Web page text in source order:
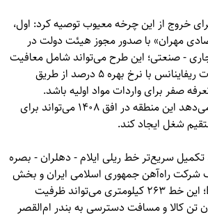
خروج از این چرخه معیوب توصیه کرد: اول،
مهران» با صدور مجوز هیئت دولت در
- صنعتی؛ این طرح می‌تواند شامل معافیت
مالیاتی ۱۰ساله، تسهیلات ریفاینانس با نرخ بهره ۵ درصد از طریق
صفر برای واردات مواد اولیه باشد.
برآوردهای اولیه نشان می‌دهد این منطقه در افق ۱۴۰۸ می‌تواند برای
تکمیل سریع‌تر خط ریلی ایلام - دهلران - بصره
شرکت راه‌آهن جمهوری اسلامی ایران و بخش
خصوصی به روش BOT؛ این خط ۲۶۳ کیلومتری می‌تواند ظرفیت
سالانه ۵ میلیون تن کالا و مسافت دسترسی به بندر ام‌القصر